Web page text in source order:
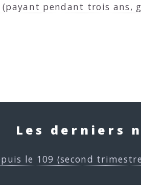
pendant trois
Les derniers
le 109 (second